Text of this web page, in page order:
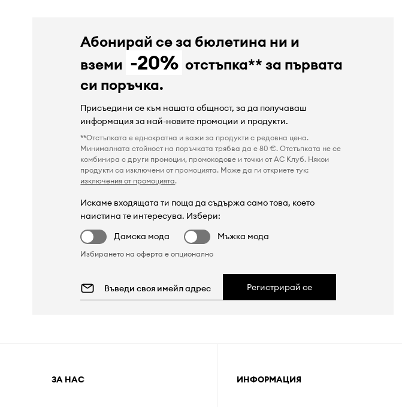
Абонирай се за бюлетина ни и
вземи -20% отстъпка** за първата
си поръчка.
Присъедини се към нашата общност, за да получаваш
информация за най-новите промоции и продукти.
**Отстъпката е еднократна и важи за продукти с редовна цена.
Минималната стойност на поръчката трябва да е 80 €. Отстъпката не се
комбинира с други промоции, промокодове и точки от AC Клуб. Някои
продукти са изключени от промоцията. Може да ги откриете тук:
изключения от промоцията.
Искаме входящата ти поща да съдържа само това, което
наистина те интересува. Избери:
Дамска мода
Мъжка мода
Избирането на оферта е опционално
Регистрирай се
ЗА НАС ИНФОРМАЦИЯ